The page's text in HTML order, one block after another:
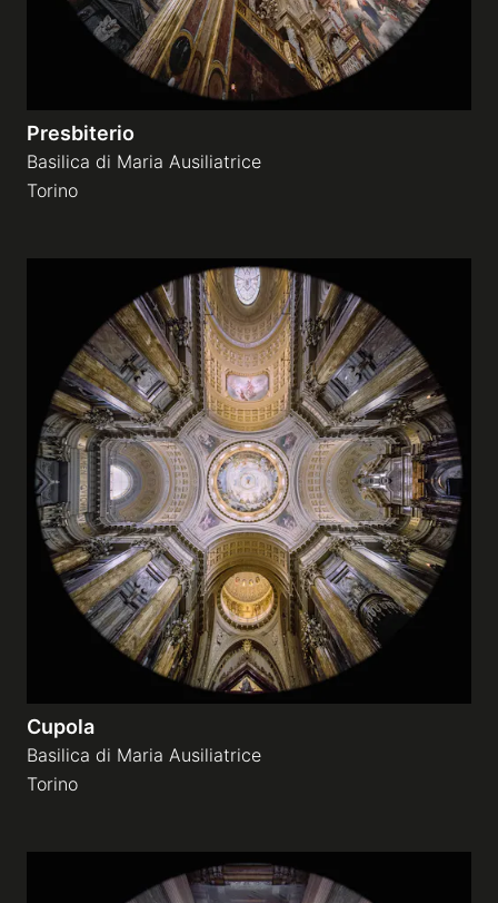
Presbiterio
Basilica di Maria Ausiliatrice
Torino
Cupola
Basilica di Maria Ausiliatrice
Torino